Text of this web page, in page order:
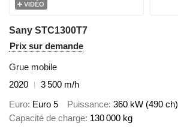
VIDÉO
Sany STC1300T7
Prix sur demande
Grue mobile
2020
3 500 m/h
Euro Euro 5 Puissance 360 kW (490 ch)
Capacité de charge 130 000 kg